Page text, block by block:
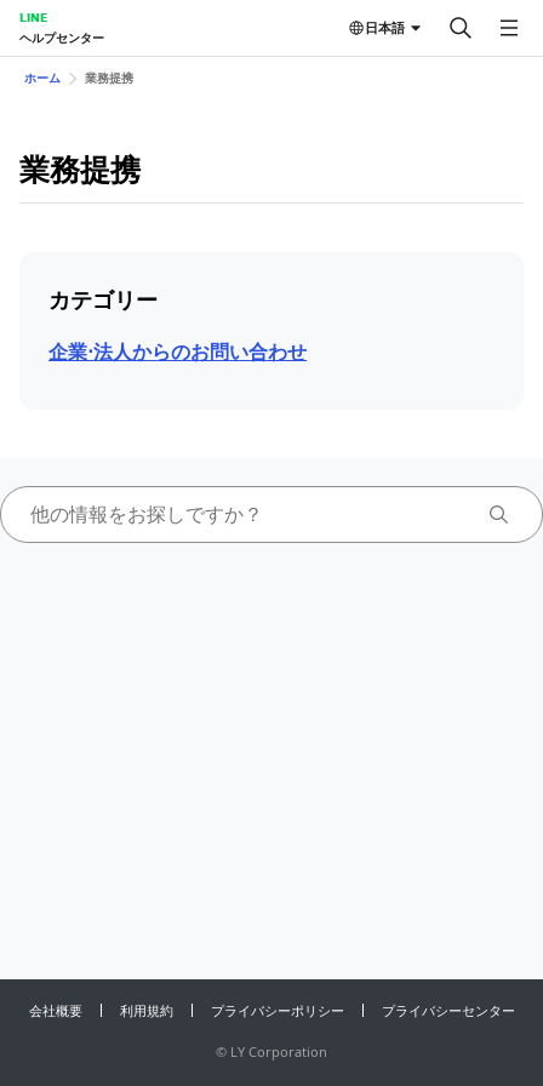
LINE
ヘルプセンター
日本語
ホーム 業務提携
業務提携
カテゴリー
企業⋅法人からのお問い合わせ
会社概要 利用規約 プライバシーポリシー プライバシーセンター
© LY Corporation